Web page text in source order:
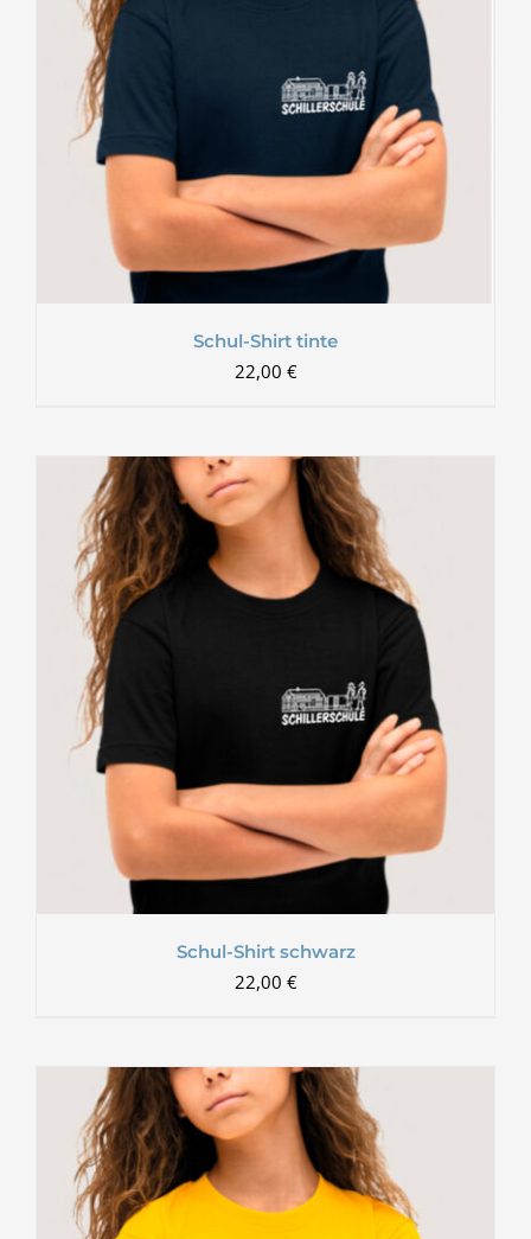
Schul-Shirt tinte
22,00 €
Schul-Shirt schwarz
22,00 €